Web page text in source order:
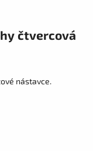
čtvercová
nástavce.